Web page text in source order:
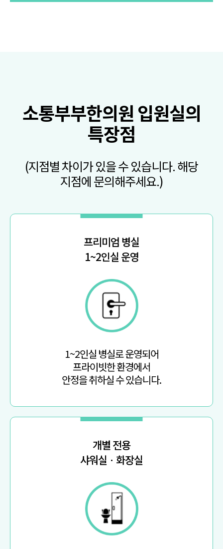
소통부부한의원 입원실의
특장점
(지점별 차이가 있을 수 있습니다. 해당
지점에 문의해주세요.)
프리미엄 병실
1~2인실 운영
1~2인실 병실로 운영되어
프라이빗한 환경에서
안정을 취하실 수 있습니다.
개별 전용
샤워실 · 화장실